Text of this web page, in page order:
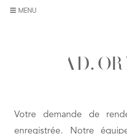
Skip
A D. OR
MENU
Votre demande de
enregistrée. Notre